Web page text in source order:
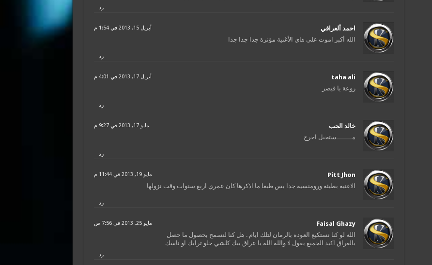
رد
احمد ألعراقي أبريل 15, 2013 في 1:54 م
الله أكبر اموت على هاي الأغنية مؤثرة جدا جدا جدا
رد
taha ali أبريل 17, 2013 في 4:01 م
روعة يا قيصر
رد
خالد الحب مايو 17, 2013 في 9:27 م
مــــــــستحيل اجرح
رد
Pitt Jhon مايو 19, 2013 في 11:44 م
الاغنيه بطيئه ورومنسيه جدا بس طبعا ما اذكرها كان عمري اربع سنوات وقت نزولها
رد
Faisal Ghazy مايو 25, 2013 في 7:56 ص
الله لو كنا نستكيع العوده بالزمان لتلك ايام . هل كنا لنسمح بحصول ما حصل
بالعراق اكيد الجميع يقول لا والله الله يا عراق بيك كلشي حلو ترابك او ناسك
رد